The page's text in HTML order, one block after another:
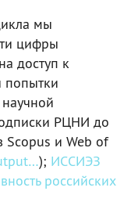
мы
цифры
доступ к
РЦНИ до
Scopus и Web of
); ИССИЭЗ
российских